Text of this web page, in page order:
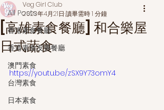
All Posts
香港素食餐廳
香港素食友善餐廳
澳門素食
台灣素食
日本素食
[高雄素食餐廳] 和合樂屋
日式蔬食
Veg Girl Club
2023年4月21日 讀畢需時 1 分鐘
https://youtu.be/zSX9Y73omY4